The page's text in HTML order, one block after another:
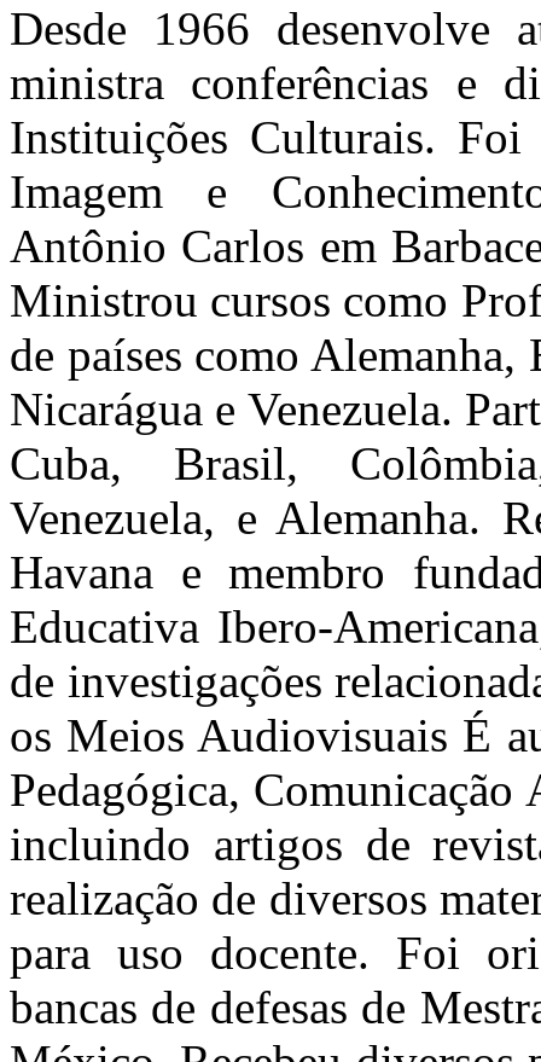
Desde 1966 desenvolve
ministra conferências e
Instituições Culturais.
Imagem e
Antônio Carlos em
Ministrou cursos como
de países como
Nicarágua e Venezuela.
Cuba, Brasil,
Venezuela, e Alemanha.
Havana e membro
Educativa Ibero-
de investigações
os Meios Audiovisuais É
Pedagógica,
incluindo artigos de
realização de diversos
para uso docente. Foi
bancas de defesas de